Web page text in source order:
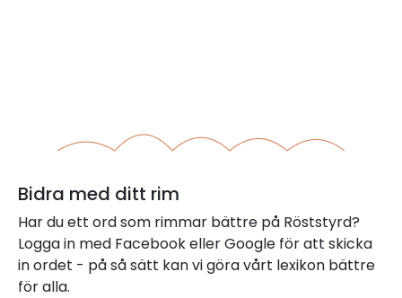
Bidra med ditt rim
Har du ett ord som rimmar bättre på Röststyrd?
Logga in med Facebook eller Google för att skicka
in ordet - på så sätt kan vi göra vårt lexikon bättre
för alla.